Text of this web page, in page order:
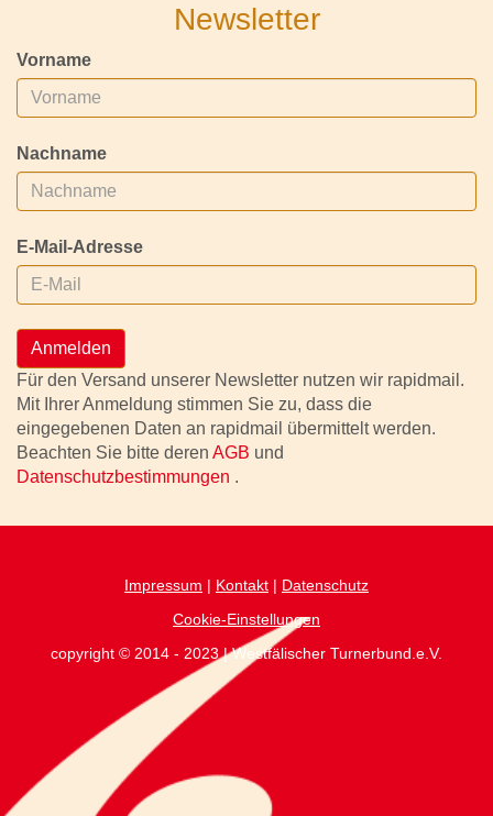
Newsletter
Vorname
Nachname
E-Mail-Adresse
Anmelden
Für den Versand unserer Newsletter nutzen wir rapidmail.
Mit Ihrer Anmeldung stimmen Sie zu, dass die
eingegebenen Daten an rapidmail übermittelt werden.
Beachten Sie bitte deren AGB und
Datenschutzbestimmungen .
Impressum | Kontakt | Datenschutz
Cookie-Einstellungen
copyright © 2014 - 2023 | Westfälischer Turnerbund.e.V.